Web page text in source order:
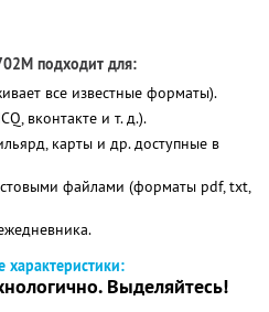
подходит для:
все известные форматы).
вконтакте и т. д.).
карты и др. доступные в
файлами (форматы pdf, txt,
характеристики:
Выделяйтесь!